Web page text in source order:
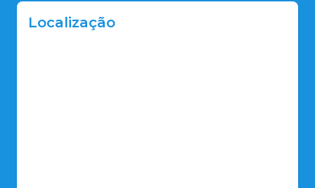
Localização